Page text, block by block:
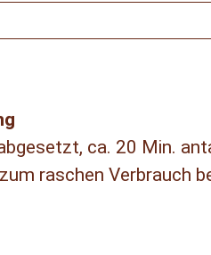
ca. 20 Min.
raschen Verbrauch